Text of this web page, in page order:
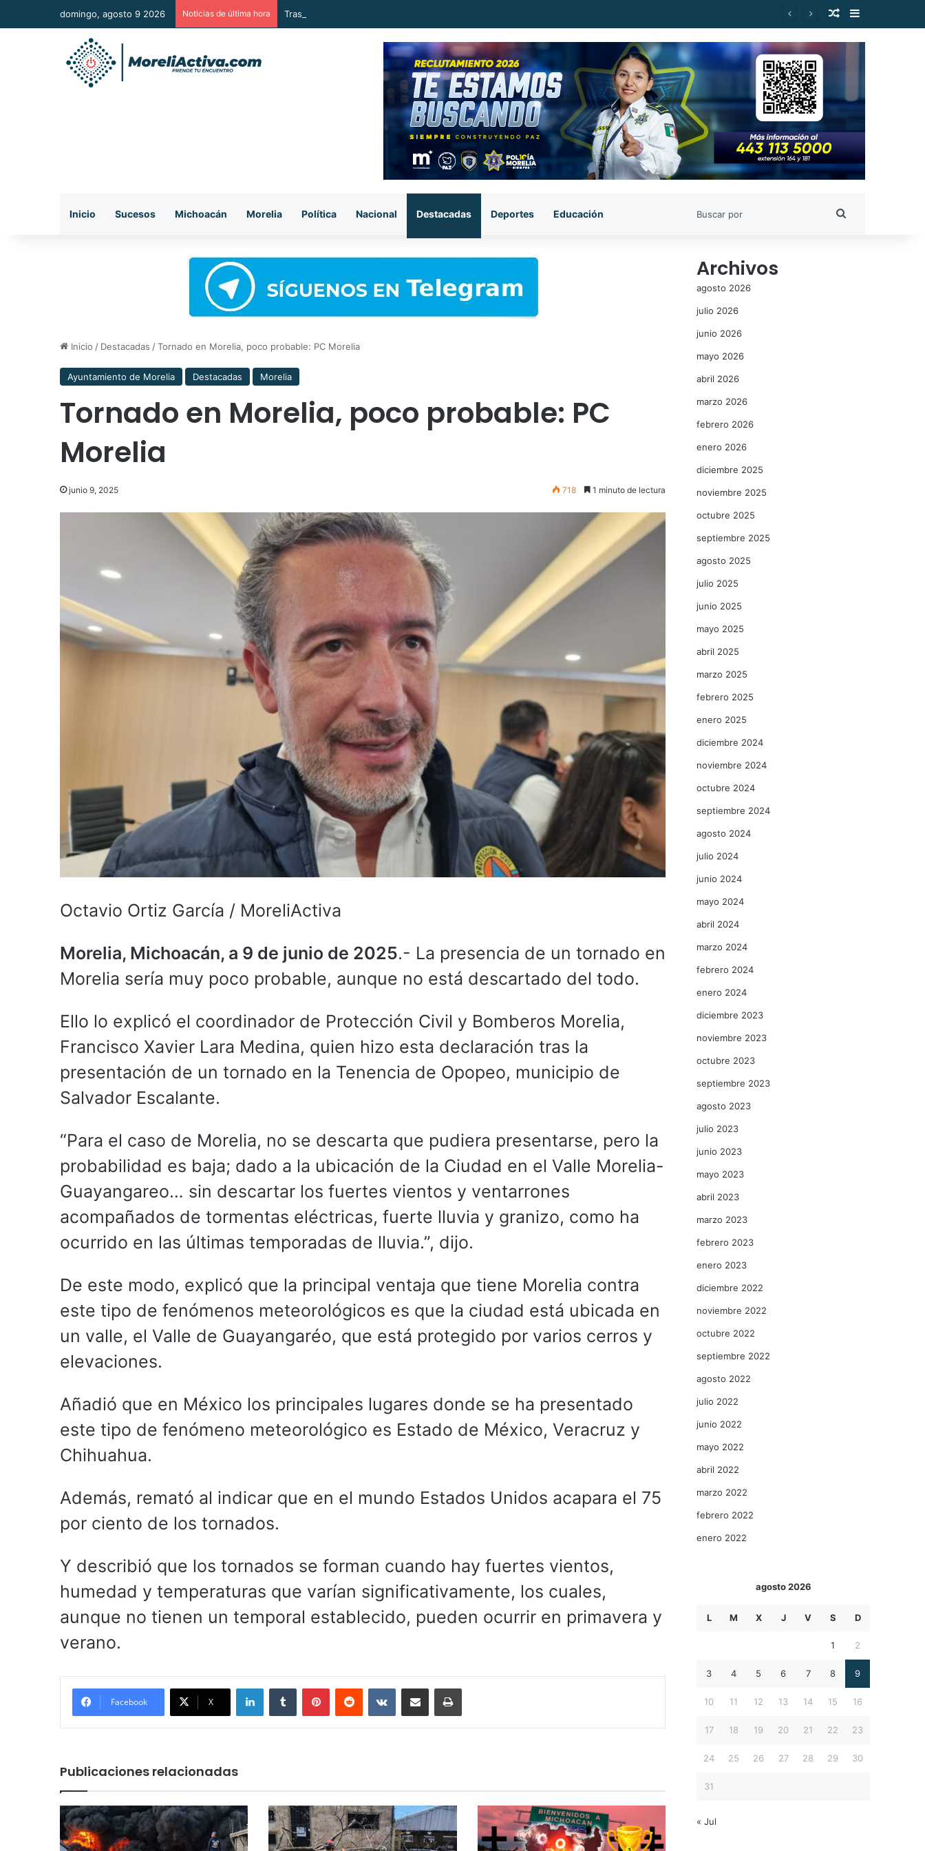
domingo, agosto 9 2026 Noticias de última hora Tras ataque armado, sujetos se llevan el cuerpo de la víctima en Buenavista Publicación al
Barra lateral
Inicio Sucesos Michoacán Morelia Política Nacional Destacadas Deportes Educación
Inicio / Destacadas /Tornado en Morelia, poco probable: PC Morelia
Ayuntamiento de Morelia Destacadas Morelia
Tornado en Morelia, poco probable: PC
Morelia
junio 9, 2025 718 1 minuto de lectura
Octavio Ortiz García / MoreliActiva
Morelia, Michoacán, a 9 de junio de 2025.- La presencia de un tornado en
Morelia sería muy poco probable, aunque no está descartado del todo.
Ello lo explicó el coordinador de Protección Civil y Bomberos Morelia,
Francisco Xavier Lara Medina, quien hizo esta declaración tras la
presentación de un tornado en la Tenencia de Opopeo, municipio de
Salvador Escalante.
“Para el caso de Morelia, no se descarta que pudiera presentarse, pero la
probabilidad es baja; dado a la ubicación de la Ciudad en el Valle Morelia-
Guayangareo… sin descartar los fuertes vientos y ventarrones
acompañados de tormentas eléctricas, fuerte lluvia y granizo, como ha
ocurrido en las últimas temporadas de lluvia.”, dijo.
De este modo, explicó que la principal ventaja que tiene Morelia contra
este tipo de fenómenos meteorológicos es que la ciudad está ubicada en
un valle, el Valle de Guayangaréo, que está protegido por varios cerros y
elevaciones.
Añadió que en México los principales lugares donde se ha presentado
este tipo de fenómeno meteorológico es Estado de México, Veracruz y
Chihuahua.
Además, remató al indicar que en el mundo Estados Unidos acapara el 75
por ciento de los tornados.
Y describió que los tornados se forman cuando hay fuertes vientos,
humedad y temperaturas que varían significativamente, los cuales,
aunque no tienen un temporal establecido, pueden ocurrir en primavera y
verano.
Facebook X
LinkedInTumblr PinterestReddit VKontakteCompartir por correo electrónicoImprimir
Publicaciones relacionadas
Archivos
agosto 2026
julio 2026
junio 2026
mayo 2026
abril 2026
marzo 2026
febrero 2026
enero 2026
diciembre 2025
noviembre 2025
octubre 2025
septiembre 2025
agosto 2025
julio 2025
junio 2025
mayo 2025
abril 2025
marzo 2025
febrero 2025
enero 2025
diciembre 2024
noviembre 2024
octubre 2024
septiembre 2024
agosto 2024
julio 2024
junio 2024
mayo 2024
abril 2024
marzo 2024
febrero 2024
enero 2024
diciembre 2023
noviembre 2023
octubre 2023
septiembre 2023
agosto 2023
julio 2023
junio 2023
mayo 2023
abril 2023
marzo 2023
febrero 2023
enero 2023
diciembre 2022
noviembre 2022
octubre 2022
septiembre 2022
agosto 2022
julio 2022
junio 2022
mayo 2022
abril 2022
marzo 2022
febrero 2022
enero 2022
agosto 2026
L M X J V S D
1 2
3 4 5 6 7 8 9
10 11 12 13 14 15 16
17 18 19 20 21 22 23
24 25 26 27 28 29 30
31
« Jul